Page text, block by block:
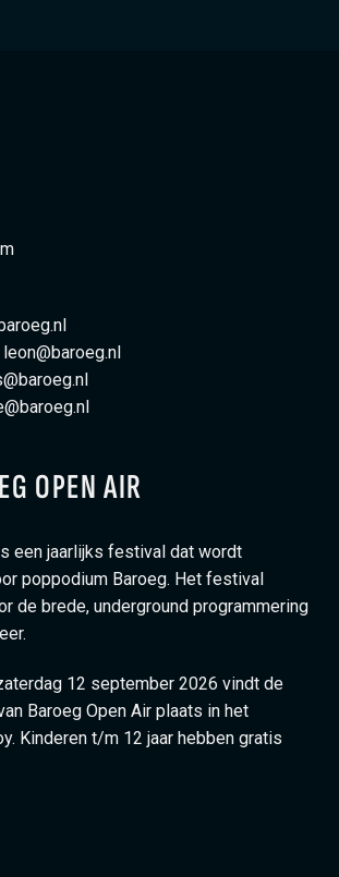
leon@baroeg.nl
OPEN AIR
een jaarlijks festival dat wordt
poppodium Baroeg. Het festival
de brede, underground programmering
12 september 2026 vindt de
Baroeg Open Air plaats in het
Kinderen t/m 12 jaar hebben gratis